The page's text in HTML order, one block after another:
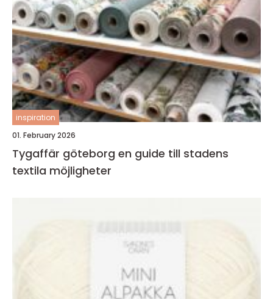
inspiration
01. February 2026
Tygaffär göteborg en guide till stadens
textila möjligheter